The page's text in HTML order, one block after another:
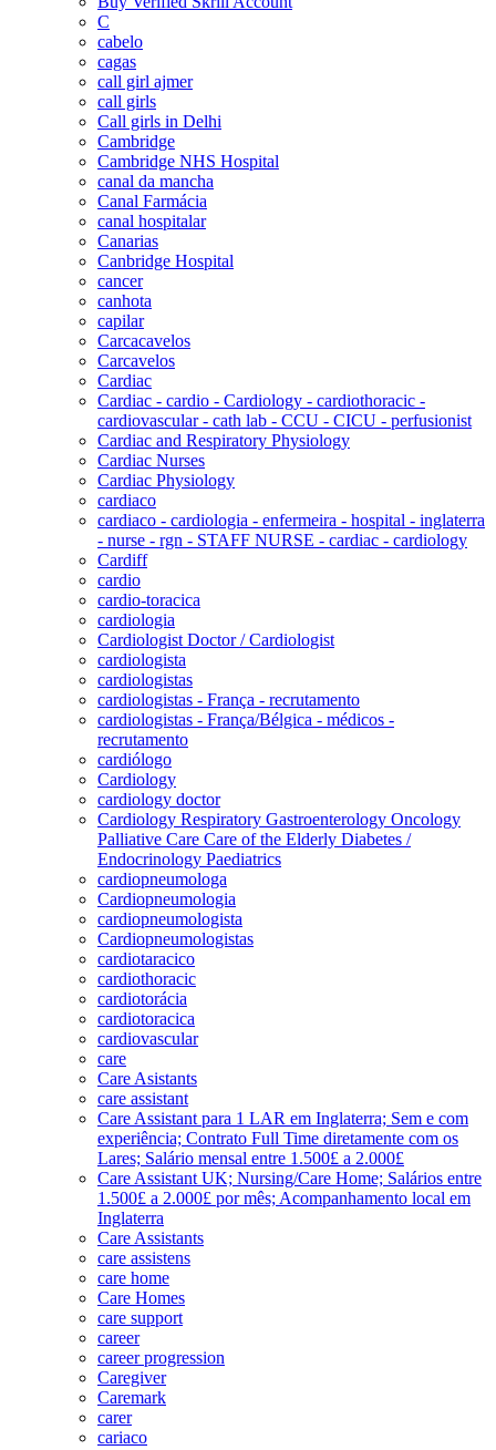
C
cabelo
cagas
call girl ajmer
call girls
Call girls in Delhi
Cambridge
Cambridge NHS Hospital
canal da mancha
Canal Farmácia
canal hospitalar
Canarias
Canbridge Hospital
cancer
canhota
capilar
Carcacavelos
Carcavelos
Cardiac
Cardiac - cardio - Cardiology - cardiothoracic -
cardiovascular - cath lab - CCU - CICU - perfusionist
Cardiac and Respiratory Physiology
Cardiac Nurses
Cardiac Physiology
cardiaco
cardiaco - cardiologia - enfermeira - hospital - inglaterra
- nurse - rgn - STAFF NURSE - cardiac - cardiology
Cardiff
cardio
cardio-toracica
cardiologia
Cardiologist Doctor / Cardiologist
cardiologista
cardiologistas
cardiologistas - França - recrutamento
cardiologistas - França/Bélgica - médicos -
recrutamento
cardiólogo
Cardiology
cardiology doctor
Cardiology Respiratory Gastroenterology Oncology
Palliative Care Care of the Elderly Diabetes /
Endocrinology Paediatrics
cardiopneumologa
Cardiopneumologia
cardiopneumologista
Cardiopneumologistas
cardiotaracico
cardiothoracic
cardiotorácia
cardiotoracica
cardiovascular
care
Care Asistants
care assistant
Care Assistant para 1 LAR em Inglaterra; Sem e com
experiência; Contrato Full Time diretamente com os
Lares; Salário mensal entre 1.500£ a 2.000£
Care Assistant UK; Nursing/Care Home; Salários entre
1.500£ a 2.000£ por mês; Acompanhamento local em
Inglaterra
Care Assistants
care assistens
care home
Care Homes
care support
career
career progression
Caregiver
Caremark
carer
cariaco